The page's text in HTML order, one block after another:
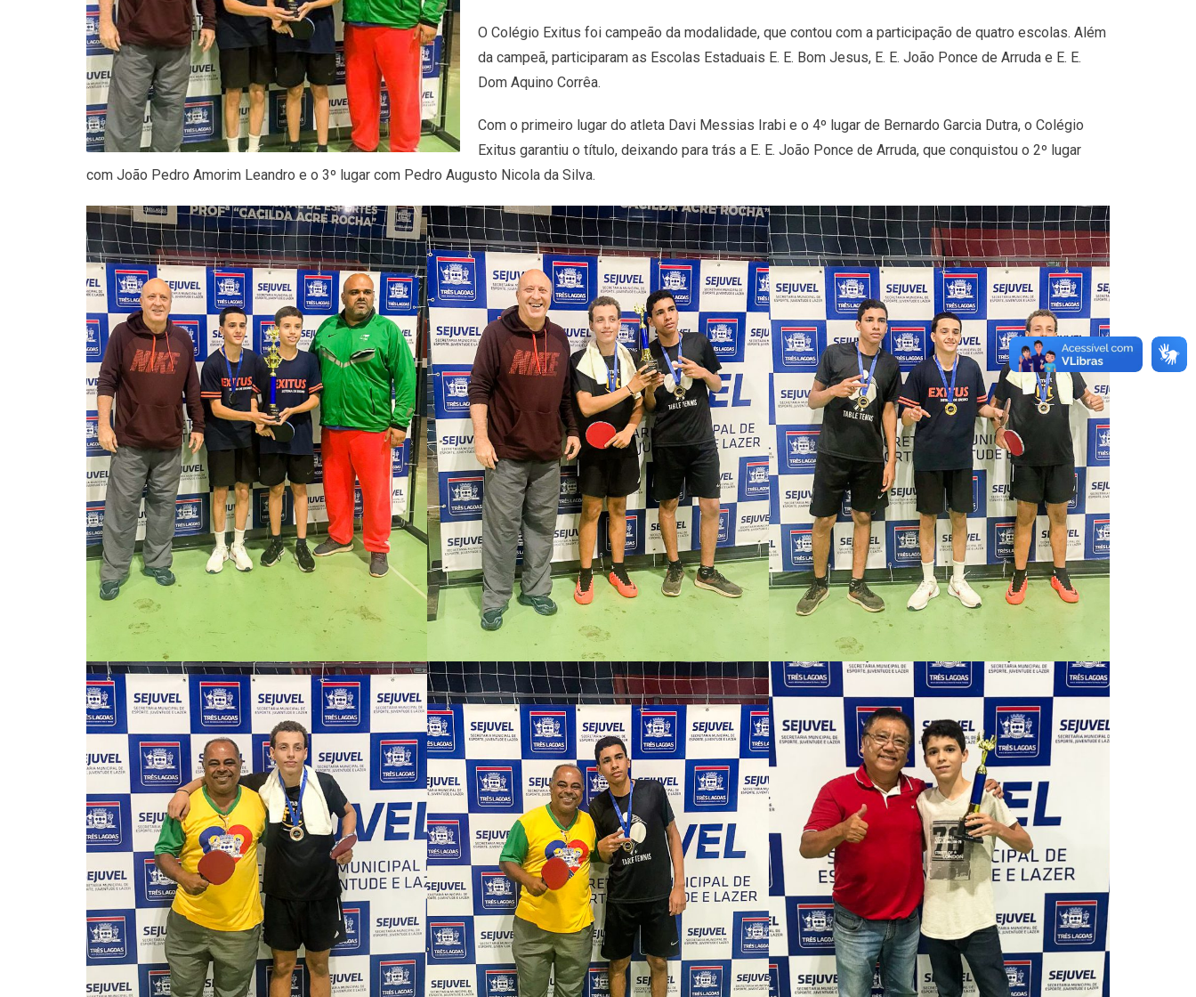
O Colégio Exitus foi campeão da modalidade, que contou com a participação de quatro escolas. Além
da campeã, participaram as Escolas Estaduais E. E. Bom Jesus, E. E. João Ponce de Arruda e E. E.
Dom Aquino Corrêa.
Com o primeiro lugar do atleta Davi Messias Irabi e o 4º lugar de Bernardo Garcia Dutra, o Colégio
Exitus garantiu o título, deixando para trás a E. E. João Ponce de Arruda, que conquistou o 2º lugar
com João Pedro Amorim Leandro e o 3º lugar com Pedro Augusto Nicola da Silva.